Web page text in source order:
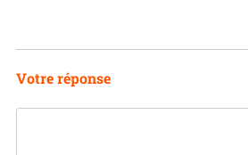
Votre réponse